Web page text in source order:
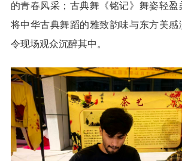
的青春风采；古典舞《铭记》舞姿轻盈
将中华古典舞蹈的雅致韵味与东方美感
令现场观众沉醉其中。